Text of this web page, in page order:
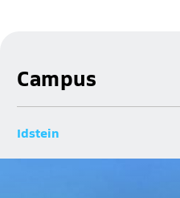
Campus
Idstein